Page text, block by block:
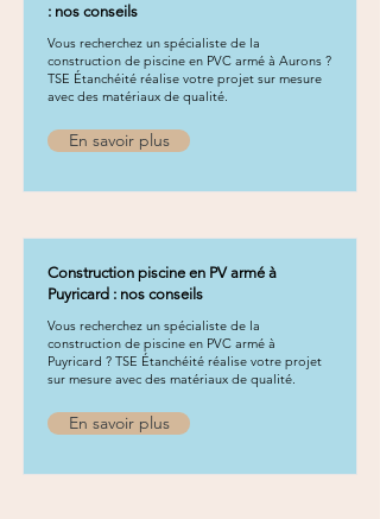
: nos conseils
Vous recherchez un spécialiste de la
construction de piscine en PVC armé à Aurons ?
TSE Étanchéité réalise votre projet sur mesure
avec des matériaux de qualité.
En savoir plus
Construction piscine en PV armé à
Puyricard : nos conseils
Vous recherchez un spécialiste de la
construction de piscine en PVC armé à
Puyricard ? TSE Étanchéité réalise votre projet
sur mesure avec des matériaux de qualité.
En savoir plus